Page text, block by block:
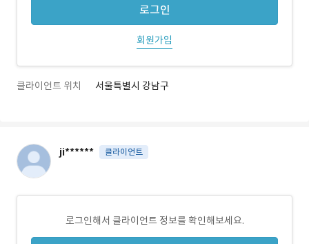
로그인
회원가입
클라이언트 위치 서울특별시 강남구
ji****** 클라이언트
로그인해서 클라이언트 정보를 확인해보세요.